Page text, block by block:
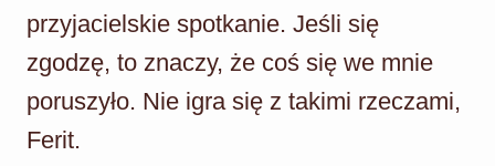
przyjacielskie spotkanie. Jeśli się
zgodzę, to znaczy, że coś się we mnie
poruszyło. Nie igra się z takimi rzeczami,
Ferit.